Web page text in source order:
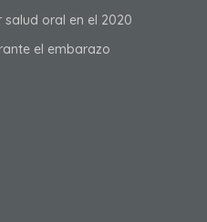
oral en el 2020
el embarazo